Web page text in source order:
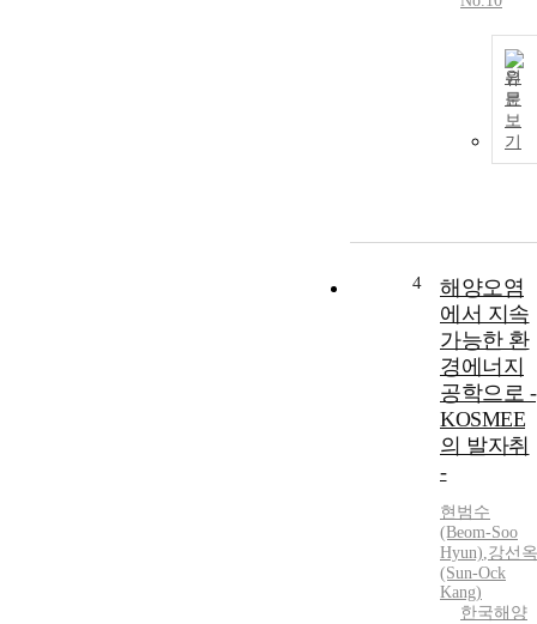
원
문
보
기
4
해양오염
에서 지속
가능한 환
경에너지
공학으로 -
KOSMEE
의 발자취
-
현범수
(Beom-Soo
Hyun),강선옥
(Sun-Ock
Kang)
한국해양